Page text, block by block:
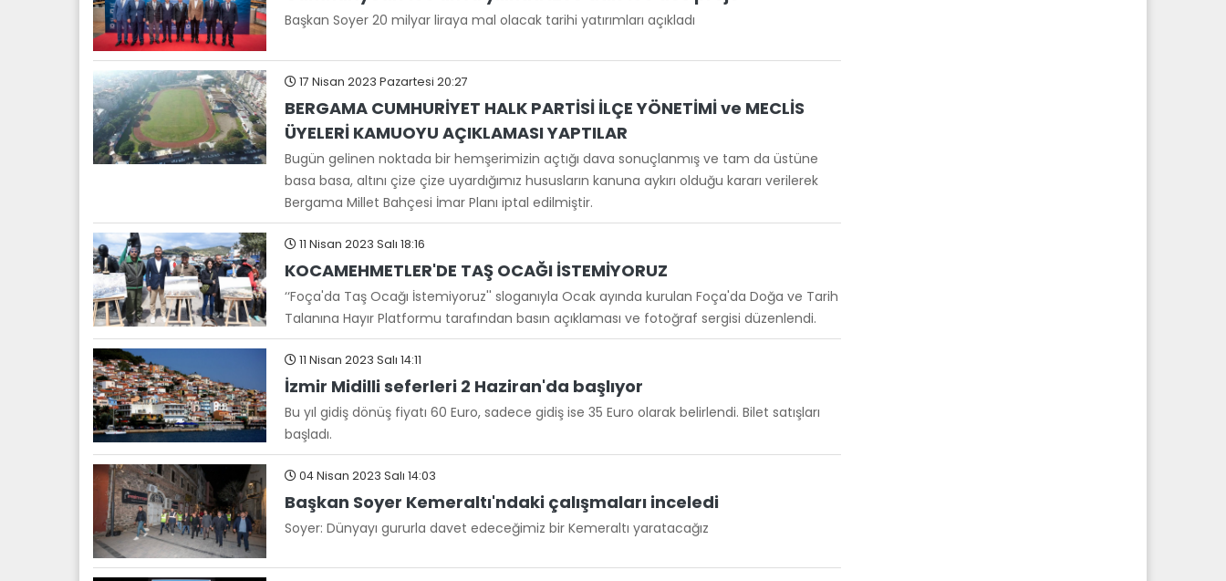
Başkan Soyer 20 milyar liraya mal olacak tarihi yatırımları açıkladı
17 Nisan 2023 Pazartesi 20:27
BERGAMA CUMHURİYET HALK PARTİSİ İLÇE YÖNETİMİ ve MECLİS
ÜYELERİ KAMUOYU AÇIKLAMASI YAPTILAR
Bugün gelinen noktada bir hemşerimizin açtığı dava sonuçlanmış ve tam da üstüne
basa basa, altını çize çize uyardığımız hususların kanuna aykırı olduğu kararı verilerek
Bergama Millet Bahçesi İmar Planı iptal edilmiştir.
11 Nisan 2023 Salı 18:16
KOCAMEHMETLER'DE TAŞ OCAĞI İSTEMİYORUZ
‘‘Foça'da Taş Ocağı İstemiyoruz'' sloganıyla Ocak ayında kurulan Foça'da Doğa ve Tarih
Talanına Hayır Platformu tarafından basın açıklaması ve fotoğraf sergisi düzenlendi.
11 Nisan 2023 Salı 14:11
İzmir Midilli seferleri 2 Haziran'da başlıyor
Bu yıl gidiş dönüş fiyatı 60 Euro, sadece gidiş ise 35 Euro olarak belirlendi. Bilet satışları
başladı.
04 Nisan 2023 Salı 14:03
Başkan Soyer Kemeraltı'ndaki çalışmaları inceledi
Soyer: Dünyayı gururla davet edeceğimiz bir Kemeraltı yaratacağız